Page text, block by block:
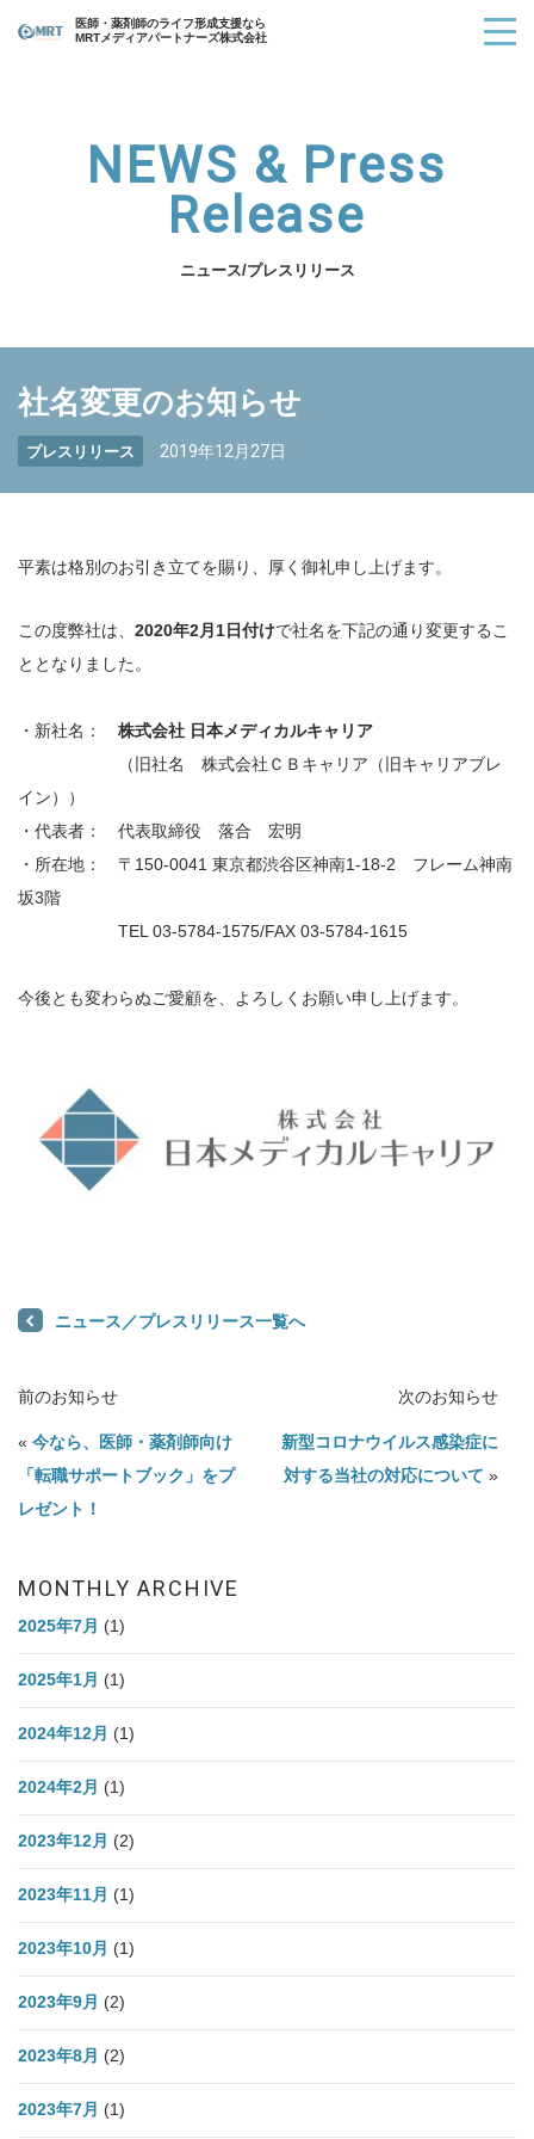
医師・薬剤師のライフ形成支援なら
MRTメディアパートナーズ株式会社
NEWS & Press
Release
ニュース/プレスリリース
社名変更のお知らせ
プレスリリース 2019年12月27日
平素は格別のお引き立てを賜り、厚く御礼申し上げます。
この度弊社は、 2020年2月1日付けで社名を下記の通り変更するこ
ととなりました。
・新社名： 株式会社 日本メディカルキャリア
（旧社名 株式会社ＣＢキャリア（旧キャリアブレ
イン））
・代表者： 代表取締役 落合 宏明
・所在地： 〒150-0041 東京都渋谷区神南1-18-2 フレーム神南
坂3階
TEL 03-5784-1575/FAX 03-5784-1615
今後とも変わらぬご愛顧を、よろしくお願い申し上げます。
ニュース／プレスリリース一覧へ
前のお知らせ
« 今なら、医師・薬剤師向け
「転職サポートブック」をプ
レゼント！
次のお知らせ
新型コロナウイルス感染症に
対する当社の対応について »
MONTHLY ARCHIVE
2025年7月 (1)
2025年1月 (1)
2024年12月 (1)
2024年2月 (1)
2023年12月 (2)
2023年11月 (1)
2023年10月 (1)
2023年9月 (2)
2023年8月 (2)
2023年7月 (1)